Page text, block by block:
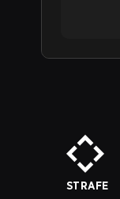
STRAFE